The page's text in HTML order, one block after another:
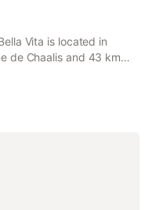
Vita is located in
de Chaalis and 43 km
guest house offers